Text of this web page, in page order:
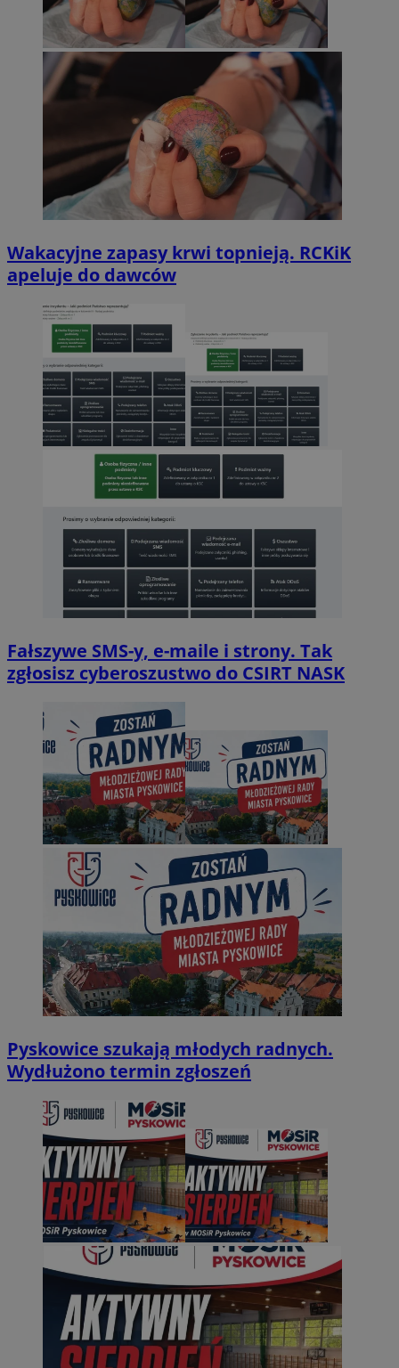
Wakacyjne zapasy krwi topnieją. RCKiK
apeluje do dawców
Fałszywe SMS-y, e-maile i strony. Tak
zgłosisz cyberoszustwo do CSIRT NASK
Pyskowice szukają młodych radnych.
Wydłużono termin zgłoszeń